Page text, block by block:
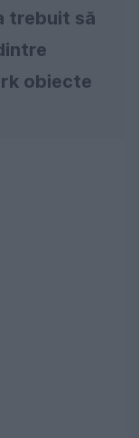
trebuit să
obiecte